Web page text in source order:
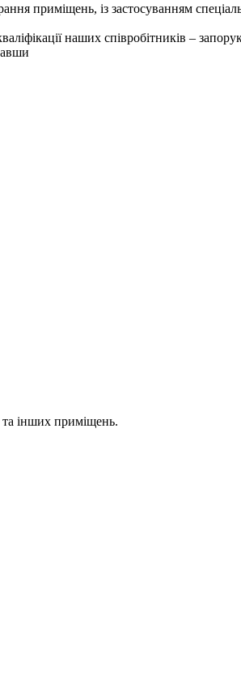
приміщень, із застосуванням
наших співробітників –
інших приміщень.